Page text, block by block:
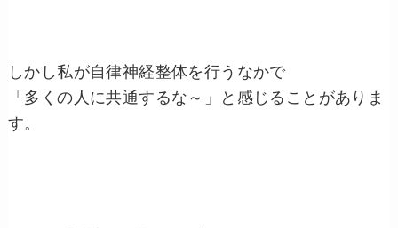
しかし私が自律神経整体を行うなかで
「多くの人に共通するな～」と感じることがありま
す。